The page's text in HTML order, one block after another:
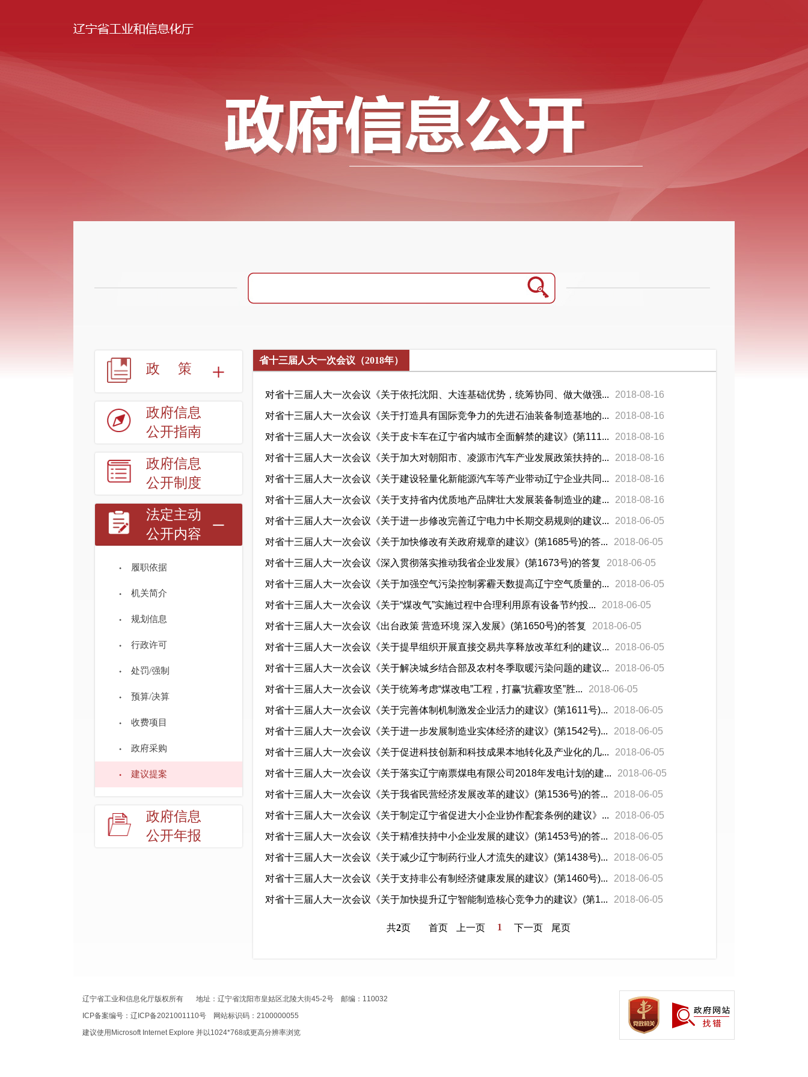
政策
政府信息
公开指南
政府信息
公开制度
法定主动
公开内容
履职依据
机关简介
规划信息
行政许可
处罚/强制
预算/决算
收费项目
政府采购
建议提案
政府信息
公开年报
省十三届人大一次会议（2018年）
对省十三届人大一次会议《关于依托沈阳、大连基础优势，统筹协同、做大做强... 2018-08-16
对省十三届人大一次会议《关于打造具有国际竞争力的先进石油装备制造基地的... 2018-08-16
对省十三届人大一次会议《关于皮卡车在辽宁省内城市全面解禁的建议》(第111... 2018-08-16
对省十三届人大一次会议《关于加大对朝阳市、凌源市汽车产业发展政策扶持的... 2018-08-16
对省十三届人大一次会议《关于建设轻量化新能源汽车等产业带动辽宁企业共同... 2018-08-16
对省十三届人大一次会议《关于支持省内优质地产品牌壮大发展装备制造业的建... 2018-08-16
对省十三届人大一次会议《关于进一步修改完善辽宁电力中长期交易规则的建议... 2018-06-05
对省十三届人大一次会议《关于加快修改有关政府规章的建议》(第1685号)的答... 2018-06-05
对省十三届人大一次会议《深入贯彻落实推动我省企业发展》(第1673号)的答复 2018-06-05
对省十三届人大一次会议《关于加强空气污染控制雾霾天数提高辽宁空气质量的... 2018-06-05
对省十三届人大一次会议《关于“煤改气”实施过程中合理利用原有设备节约投... 2018-06-05
对省十三届人大一次会议《出台政策 营造环境 深入发展》(第1650号)的答复 2018-06-05
对省十三届人大一次会议《关于提早组织开展直接交易共享释放改革红利的建议... 2018-06-05
对省十三届人大一次会议《关于解决城乡结合部及农村冬季取暖污染问题的建议... 2018-06-05
对省十三届人大一次会议《关于统筹考虑“煤改电”工程，打赢“抗霾攻坚”胜... 2018-06-05
对省十三届人大一次会议《关于完善体制机制激发企业活力的建议》(第1611号)... 2018-06-05
对省十三届人大一次会议《关于进一步发展制造业实体经济的建议》(第1542号)... 2018-06-05
对省十三届人大一次会议《关于促进科技创新和科技成果本地转化及产业化的几... 2018-06-05
对省十三届人大一次会议《关于落实辽宁南票煤电有限公司2018年发电计划的建... 2018-06-05
对省十三届人大一次会议《关于我省民营经济发展改革的建议》(第1536号)的答... 2018-06-05
对省十三届人大一次会议《关于制定辽宁省促进大小企业协作配套条例的建议》... 2018-06-05
对省十三届人大一次会议《关于精准扶持中小企业发展的建议》(第1453号)的答... 2018-06-05
对省十三届人大一次会议《关于减少辽宁制药行业人才流失的建议》(第1438号)... 2018-06-05
对省十三届人大一次会议《关于支持非公有制经济健康发展的建议》(第1460号)... 2018-06-05
对省十三届人大一次会议《关于加快提升辽宁智能制造核心竞争力的建议》(第1... 2018-06-05
共2页 首页 上一页 1 下一页 尾页
辽宁省工业和信息化厅版权所有 地址：辽宁省沈阳市皇姑区北陵大街45-2号 邮编：110032
ICP备案编号：辽ICP备2021001110号 网站标识码：2100000055
建议使用Microsoft Internet Explore 并以1024*768或更高分辨率浏览